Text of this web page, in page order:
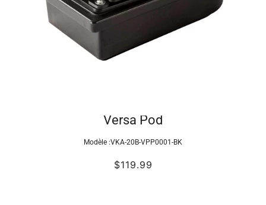
Versa Pod
Modèle :VKA-20B-VPP0001-BK
$119.99